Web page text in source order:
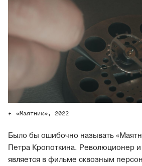
«Маятник», 2022
Было бы ошибочно называть
Петра Кропоткина. Революционер
является в фильме сквозным